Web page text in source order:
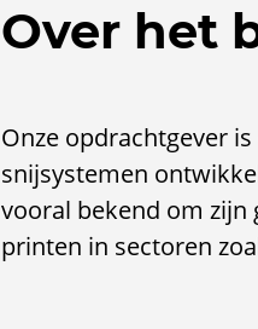
Over het
Onze opdrachtgever
snijsystemen
vooral bekend om
printen in sectoren